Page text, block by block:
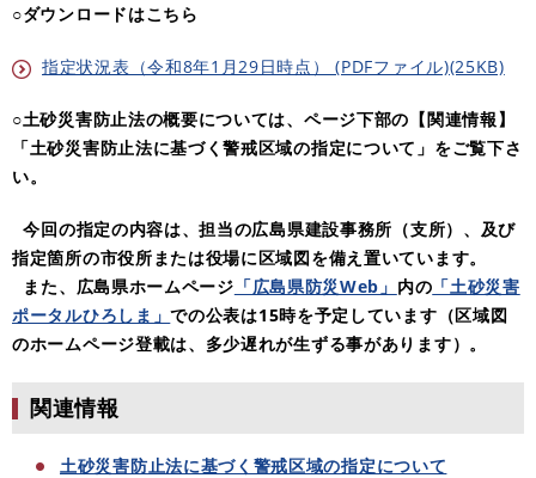
○ダウンロードはこちら
指定状況表（令和8年1月29日時点） (PDFファイル)(25KB)
○土砂災害防止法の概要については、ページ下部の【関連情報】
「土砂災害防止法に基づく警戒区域の指定について」をご覧下さ
い。
今回の指定の内容は、担当の広島県建設事務所（支所）、及び
指定箇所の市役所または役場に区域図を備え置いています。
また、広島県ホームページ 「広島県防災Web」 内の 「土砂災害
ポータルひろしま」での公表は15時を予定しています（区域図
のホームページ登載は、多少遅れが生ずる事があります）。
関連情報
土砂災害防止法に基づく警戒区域の指定について